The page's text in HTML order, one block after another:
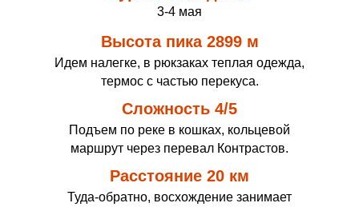
3-4 мая
Идем налегке, в рюкзаках теплая одежда,
термос с частью перекуса.
Высота пика 2899 м
Подъем по реке в кошках, кольцевой
маршрут через перевал Контрастов.
Туда-обратно, восхождение занимает
Сложность 4/5
Расстояние 20 км